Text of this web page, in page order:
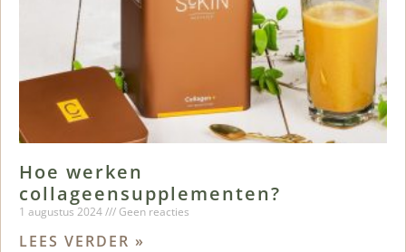
Hoe werken
collageensupplementen?
1 augustus 2024 Geen reacties
LEES VERDER »